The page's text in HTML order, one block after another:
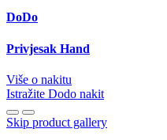
DoDo
Privjesak Hand
Više o nakitu
Istražite Dodo nakit
Skip product gallery